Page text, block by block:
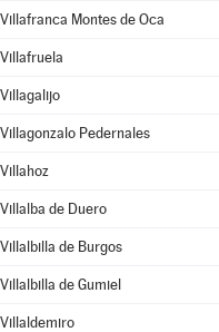
Villafranca Montes de Oca
Villafruela
Villagalijo
Villagonzalo Pedernales
Villahoz
Villalba de Duero
Villalbilla de Burgos
Villalbilla de Gumiel
Villaldemiro